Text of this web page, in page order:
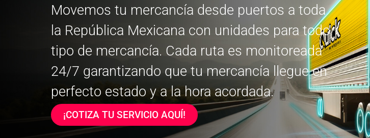
Movemos tu mercancía desde puertos a toda
la República Mexicana con unidades para todo
tipo de mercancía. Cada ruta es monitoreada
24/7 garantizando que tu mercancía llegue en
perfecto estado y a la hora acordada.
¡COTIZA TU SERVICIO AQUÍ!